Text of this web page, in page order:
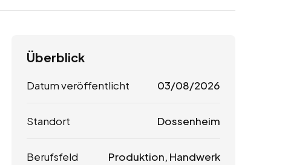
Überblick
Datum veröffentlicht 03/08/2026
Standort Dossenheim
Berufsfeld Produktion, Handwerk